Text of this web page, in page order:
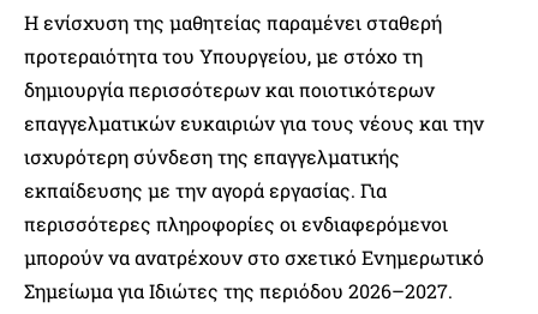
Η ενίσχυση της μαθητείας παραμένει σταθερή
προτεραιότητα του Υπουργείου, με στόχο τη
δημιουργία περισσότερων και ποιοτικότερων
επαγγελματικών ευκαιριών για τους νέους και την
ισχυρότερη σύνδεση της επαγγελματικής
εκπαίδευσης με την αγορά εργασίας. Για
περισσότερες πληροφορίες οι ενδιαφερόμενοι
μπορούν να ανατρέχουν στο σχετικό Ενημερωτικό
Σημείωμα για Ιδιώτες της περιόδου 2026–2027.